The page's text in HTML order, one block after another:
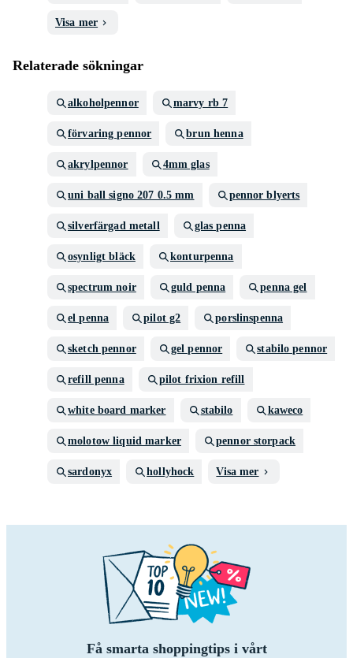
Visa mer
Relaterade sökningar
alkoholpennor marvy rb 7
förvaring pennor brun henna
akrylpennor 4mm glas
uni ball signo 207 0.5 mm pennor blyerts
silverfärgad metall glas penna
osynligt bläck konturpenna
spectrum noir guld penna penna gel
el penna pilot g2 porslinspenna
sketch pennor gel pennor stabilo pennor
refill penna pilot frixion refill
white board marker stabilo kaweco
molotow liquid marker pennor storpack
sardonyx hollyhock Visa mer
Få smarta shoppingtips i vårt